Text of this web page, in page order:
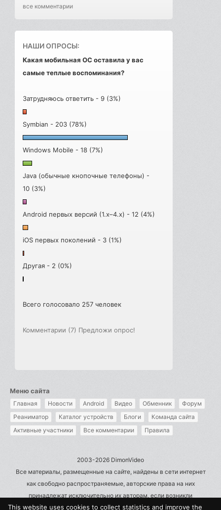
все комментарии
НАШИ ОПРОСЫ:
Какая мобильная ОС оставила у вас
самые теплые воспоминания?
Затрудняюсь ответить - 9 (3%)
Symbian - 203 (78%)
Windows Mobile - 18 (7%)
Java (обычные кнопочные телефоны) -
10 (3%)
Android первых версий (1.x–4.x) - 12 (4%)
iOS первых поколений - 3 (1%)
Другая - 2 (0%)
Всего голосовало 257 человек
Комментарии (7) Предложи опрос!
Меню сайта
Главная Новости Android Видео Обменник
Форум
Реаниматор
Каталог устройств Блоги
Команда сайта
Активные участники
Все комментарии Правила
2003-2026 DimonVideo
Все материалы, размещенные на сайте, найдены в сети интернет
как свободно распространяемые, авторские права на них
принадлежат исключительно их авторам, если возникли
претензии - пишите на admin@dimonvideo.ru
This website uses cookies to collect statistics and improve the